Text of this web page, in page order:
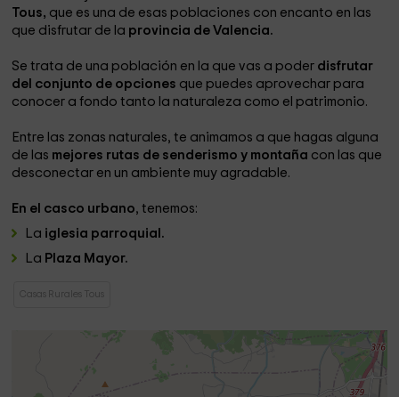
Tous, que es una de esas poblaciones con encanto en las
que disfrutar de la provincia de Valencia.
Se trata de una población en la que vas a poder disfrutar
del conjunto de opciones que puedes aprovechar para
conocer a fondo tanto la naturaleza como el patrimonio.
Entre las zonas naturales, te animamos a que hagas alguna
de las mejores rutas de senderismo y montaña con las que
desconectar en un ambiente muy agradable.
En el casco urbano, tenemos:
La iglesia parroquial.
La Plaza Mayor.
Casas Rurales Tous